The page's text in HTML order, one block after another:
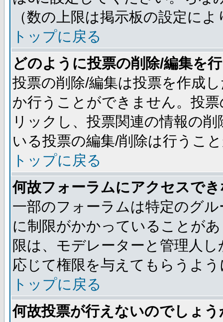
（数の上限は掲示板の設定に
トップに戻る
どのように投票の削除/編集を
投票の削除/編集は投票を作成
か行うことができません。投
リックし、投票関連の情報の
いる投票の編集/削除は行うこ
トップに戻る
何故フォーラムにアクセスで
一部のフォーラムは特定のグ
に制限がかかっていることが
限は、モデレーターと管理人
応じて権限を与えてもらうよ
トップに戻る
何故投票が行えないのでしょう